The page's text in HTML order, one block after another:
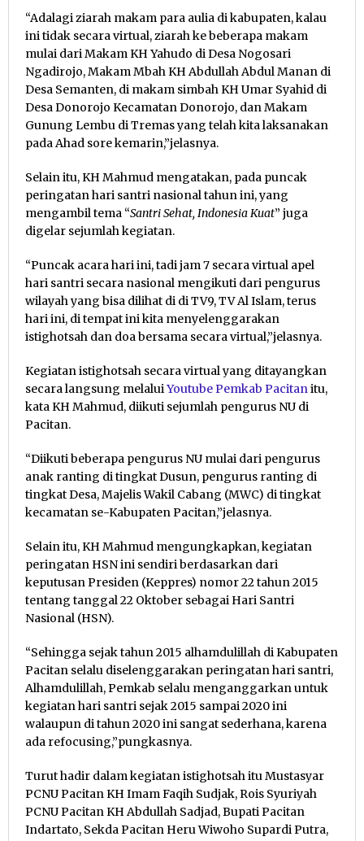
“Adalagi ziarah makam para aulia di kabupaten, kalau
ini tidak secara virtual, ziarah ke beberapa makam
mulai dari Makam KH Yahudo di Desa Nogosari
Ngadirojo, Makam Mbah KH Abdullah Abdul Manan di
Desa Semanten, di makam simbah KH Umar Syahid di
Desa Donorojo Kecamatan Donorojo, dan Makam
Gunung Lembu di Tremas yang telah kita laksanakan
pada Ahad sore kemarin,”jelasnya.
Selain itu, KH Mahmud mengatakan, pada puncak
peringatan hari santri nasional tahun ini, yang
mengambil tema “Santri Sehat, Indonesia Kuat” juga
digelar sejumlah kegiatan.
“Puncak acara hari ini, tadi jam 7 secara virtual apel
hari santri secara nasional mengikuti dari pengurus
wilayah yang bisa dilihat di di TV9, TV Al Islam, terus
hari ini, di tempat ini kita menyelenggarakan
istighotsah dan doa bersama secara virtual,”jelasnya.
Kegiatan istighotsah secara virtual yang ditayangkan
secara langsung melaluiYoutube Pemkab Pacitanitu,
kata KH Mahmud, diikuti sejumlah pengurus NU di
Pacitan.
“Diikuti beberapa pengurus NU mulai dari pengurus
anak ranting di tingkat Dusun, pengurus ranting di
tingkat Desa, Majelis Wakil Cabang (MWC) di tingkat
kecamatan se-Kabupaten Pacitan,”jelasnya.
Selain itu, KH Mahmud mengungkapkan, kegiatan
peringatan HSN ini sendiri berdasarkan dari
keputusan Presiden (Keppres) nomor 22 tahun 2015
tentang tanggal 22 Oktober sebagai Hari Santri
Nasional (HSN).
“Sehingga sejak tahun 2015 alhamdulillah di Kabupaten
Pacitan selalu diselenggarakan peringatan hari santri,
Alhamdulillah, Pemkab selalu menganggarkan untuk
kegiatan hari santri sejak 2015 sampai 2020 ini
walaupun di tahun 2020 ini sangat sederhana, karena
ada refocusing,”pungkasnya.
Turut hadir dalam kegiatan istighotsah itu Mustasyar
PCNU Pacitan KH Imam Faqih Sudjak, Rois Syuriyah
PCNU Pacitan KH Abdullah Sadjad, Bupati Pacitan
Indartato, Sekda Pacitan Heru Wiwoho Supardi Putra,